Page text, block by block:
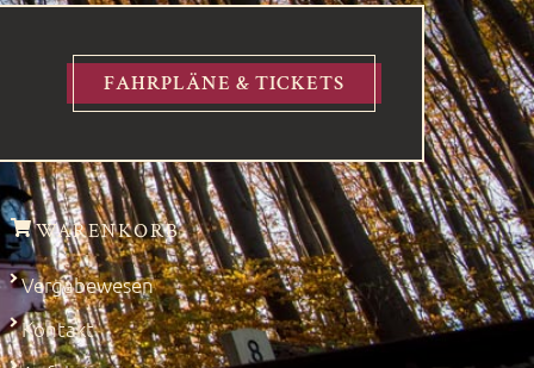
FAHRPLÄNE & TICKETS
WARENKORB
Vergabewesen
Kontakt